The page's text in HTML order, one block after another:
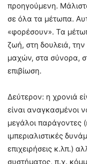
προηγούμενη.
σε όλα τα μέτωπα.
«φορέσουν». Τα
ζωή, στη δουλειά, την
μαχών, στα σύνορα,
επιβίωση.
Δεύτερον: η χρονιά
είναι αναγκασμένοι
μεγάλοι παράγοντες
ιμπεριαλιστικές
επιχειρήσεις κ.λπ.)
συστήματος, π.χ.